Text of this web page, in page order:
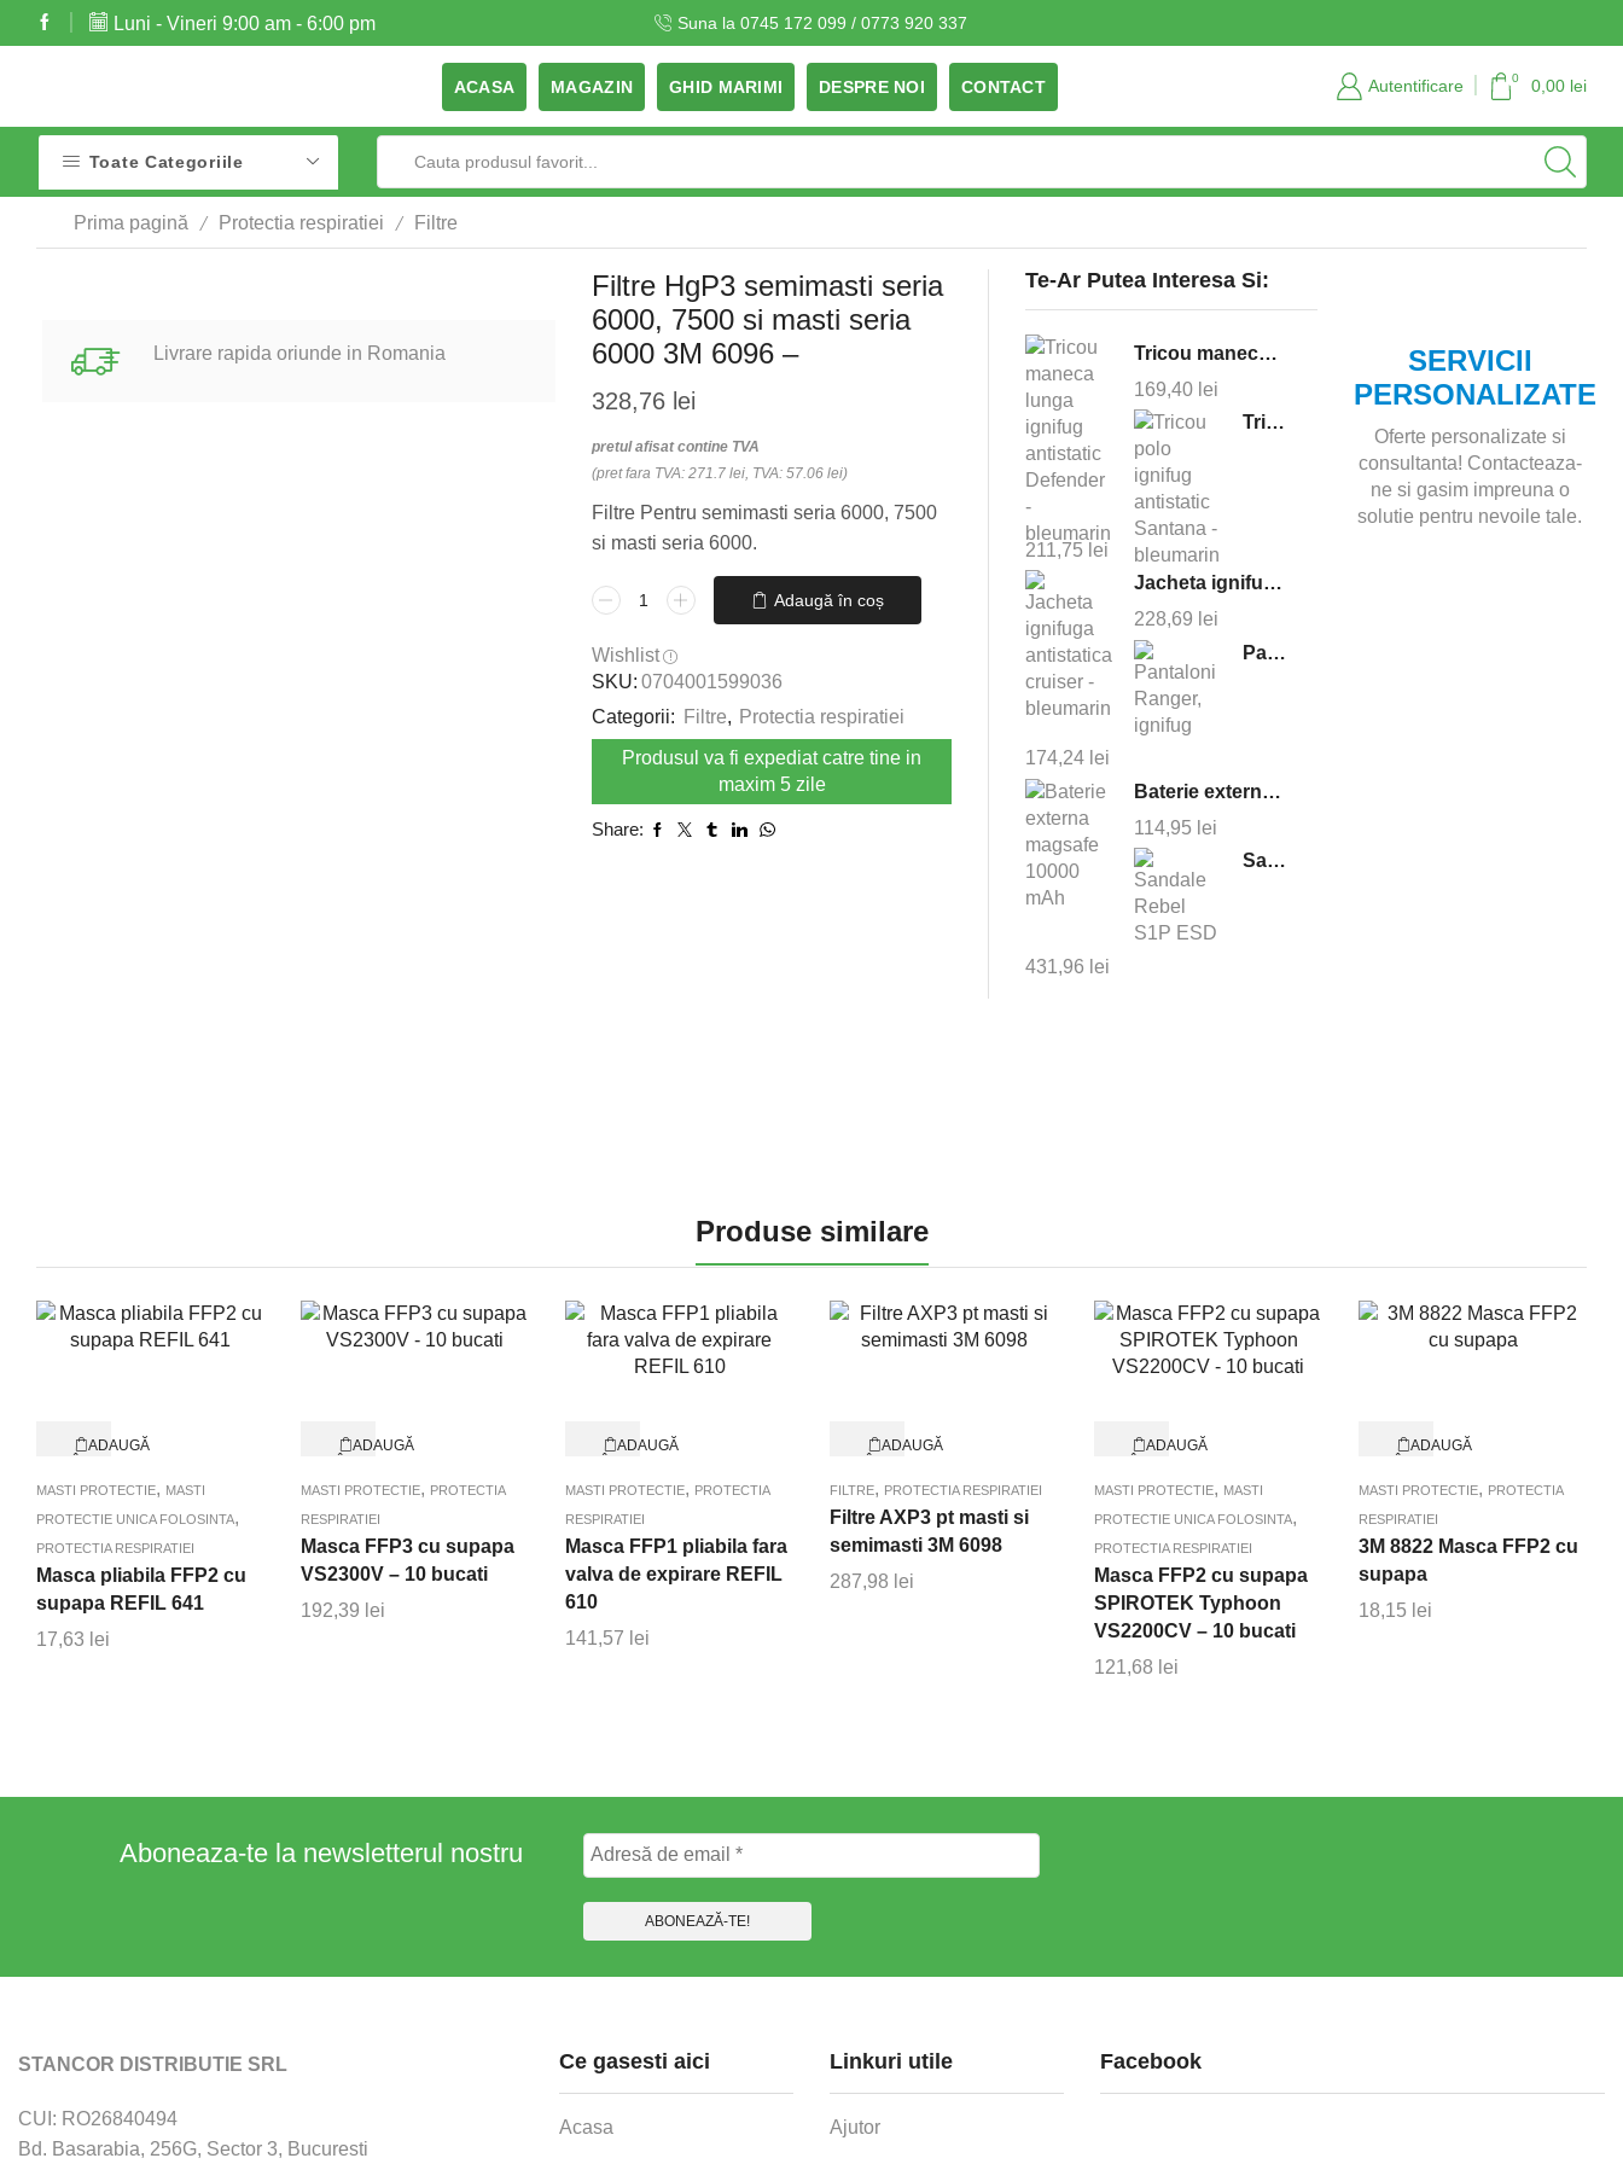
Luni - Vineri 9:00 am - 6:00 pm Suna la 0745 172 099 / 0773 920 337
ACASA MAGAZIN GHID MARIMI DESPRE NOI CONTACT Autentificare 0 0,00 lei
Toate Categoriile
input
Prima pagină / Protectia respiratiei / Filtre
Livrare rapida oriunde in Romania
Filtre HgP3 semimasti seria
6000, 7500 si masti seria
6000 3M 6096 –
328,76 lei
pretul afisat contine TVA
(pret fara TVA: 271.7 lei, TVA: 57.06 lei)
Filtre Pentru semimasti seria 6000, 7500
si masti seria 6000.
Cantitate
HgP3
semimasti
6000,
7500
masti
seria
Adaugă în coș
Wishlist
SKU: 0704001599036
Categorii:
Filtre, Protectia respiratiei
Produsul va fi expediat catre tine in
maxim 5 zile
Share:
Te-Ar Putea Interesa Si:
Tricou maneca lunga ignifug antistatic Defender - bleumarin
169,40 lei
Tricou polo ignifug antistatic Santana - bleumarin
211,75 lei
Jacheta ignifuga antistatica cruiser - bleumarin
228,69 lei
Pantaloni Ranger, ignifug
174,24 lei
Baterie externa magsafe 10000 mAh
114,95 lei
Sandale Rebel S1P ESD
431,96 lei
SERVICII
PERSONALIZATE
Oferte personalizate si
consultanta! Contacteaza-
ne si gasim impreuna o
solutie pentru nevoile tale.
Produse similare
ADAUGĂ
MASTI PROTECTIE, MASTI
PROTECTIE UNICA FOLOSINTA,
PROTECTIA RESPIRATIEI
Masca pliabila FFP2 cu
supapa REFIL 641
17,63 lei
ADAUGĂ
MASTI PROTECTIE, PROTECTIA
RESPIRATIEI
Masca FFP3 cu supapa
VS2300V – 10 bucati
192,39 lei
ADAUGĂ
MASTI PROTECTIE, PROTECTIA
RESPIRATIEI
Masca FFP1 pliabila fara
valva de expirare REFIL
610
141,57 lei
ADAUGĂ
FILTRE, PROTECTIA RESPIRATIEI
Filtre AXP3 pt masti si
semimasti 3M 6098
287,98 lei
ADAUGĂ
MASTI PROTECTIE, MASTI
PROTECTIE UNICA FOLOSINTA,
PROTECTIA RESPIRATIEI
Masca FFP2 cu supapa
SPIROTEK Typhoon
VS2200CV – 10 bucati
121,68 lei
ADAUGĂ
MASTI PROTECTIE, PROTECTIA
RESPIRATIEI
3M 8822 Masca FFP2 cu
supapa
18,15 lei
Aboneaza-te la newsletterul nostru
STANCOR DISTRIBUTIE SRL
CUI: RO26840494
Bd. Basarabia, 256G, Sector 3, Bucuresti
Ce gasesti aici
Acasa
Linkuri utile
Ajutor
Facebook